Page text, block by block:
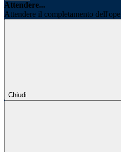
Attendere...
Attendere il completamento
Chiudi